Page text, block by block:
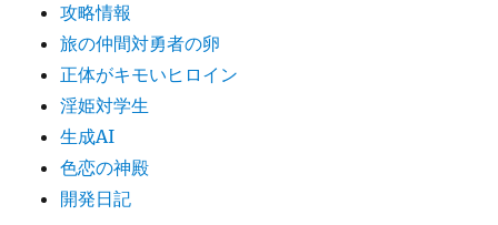
攻略情報
旅の仲間対勇者の卵
正体がキモいヒロイン
淫姫対学生
生成AI
色恋の神殿
開発日記